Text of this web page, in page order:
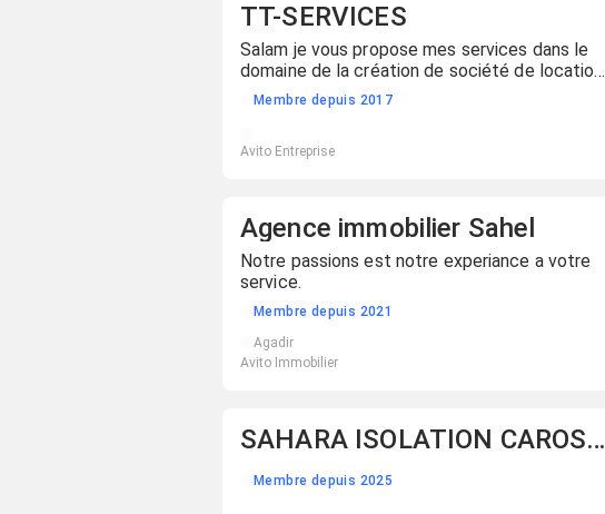
TT-SERVICES
Salam je vous propose mes services dans le
domaine de la création de société de location
de voiture
Membre depuis 2017
Avito Entreprise
Agence immobilier Sahel
Notre passions est notre experiance a votre
service.
Membre depuis 2021
Agadir
Avito Immobilier
SAHARA ISOLATION CAROSSERIE FRIGORIFIQUE
Membre depuis 2025